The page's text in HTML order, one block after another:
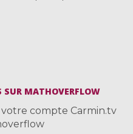
SUR MATHOVERFLOW
compte Carmin.tv